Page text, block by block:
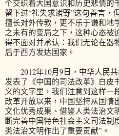
个交织着大国意识和历史悲情的
留下过“礼失求诸野”这句善言，
擅长对外传教，更不乐于谦和地
之未有的变局之下，这种心态被
得不面对并承认：我们无论在器
后于西方发达国家。
2012年10月9日，中华人民共
发表了《中国的司法改革》白皮
义的文字里，我们注意到这样一
改革开放以来，中国坚持从国情
文化优秀成果、借鉴人类法治文
断完善中国特色社会主义司法制
类法治文明作出了重要贡献”。